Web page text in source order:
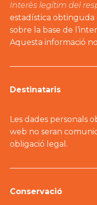
Interès legítim del
estadística obtinguda
sobre la base de
Aquesta informació
Destinataris
Les dades personals
web no seran
obligació legal.
Conservació